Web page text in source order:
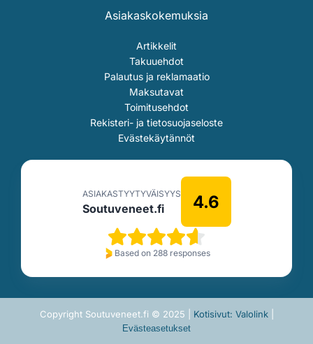
Asiakaskokemuksia
Artikkelit
Takuuehdot
Palautus ja reklamaatio
Maksutavat
Toimitusehdot
Rekisteri- ja tietosuojaseloste
Evästekäytännöt
ASIAKASTYYTYVÄISYYS
Soutuveneet.fi 4.6
Based on 288 responses
Copyright Soutuveneet.fi © 2025 | Kotisivut: Valolink|
Evästeasetukset